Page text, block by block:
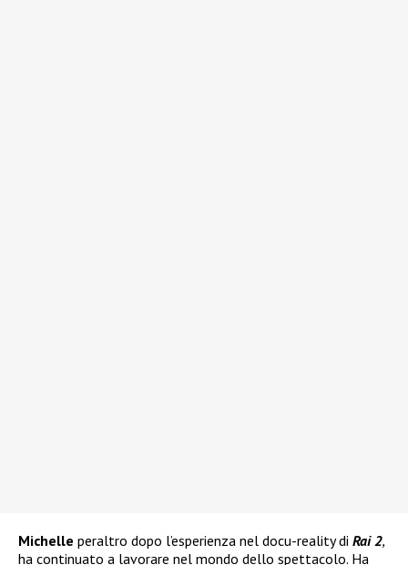
Michelle peraltro dopo l’esperienza nel docu-reality di Rai 2,
ha continuato a lavorare nel mondo dello spettacolo. Ha